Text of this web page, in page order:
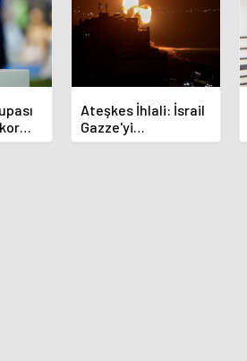
Ateşkes İhlali: İsrail
Gazze'yi
Bombalamaya